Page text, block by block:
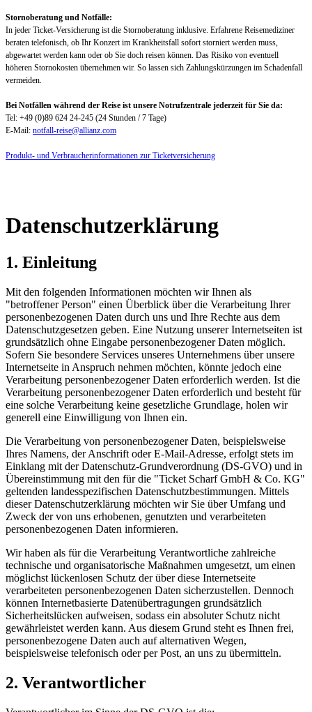
Stornoberatung und Notfälle:
In jeder Ticket-Versicherung ist die Stornoberatung inklusive. Erfahrene Reisemediziner
beraten telefonisch, ob Ihr Konzert im Krankheitsfall sofort storniert werden muss,
abgewartet werden kann oder ob Sie doch reisen können. Das Risiko von eventuell
höheren Stornokosten übernehmen wir. So lassen sich Zahlungskürzungen im Schadenfall
vermeiden.
Bei Notfällen während der Reise ist unsere Notrufzentrale jederzeit für Sie da:
Tel: +49 (0)89 624 24-245 (24 Stunden / 7 Tage)
E-Mail: notfall-reise@allianz.com
Produkt- und Verbraucherinformationen zur Ticketversicherung
Datenschutzerklärung
1. Einleitung
Mit den folgenden Informationen möchten wir Ihnen als
"betroffener Person" einen Überblick über die Verarbeitung Ihrer
personenbezogenen Daten durch uns und Ihre Rechte aus dem
Datenschutzgesetzen geben. Eine Nutzung unserer Internetseiten ist
grundsätzlich ohne Eingabe personenbezogener Daten möglich.
Sofern Sie besondere Services unseres Unternehmens über unsere
Internetseite in Anspruch nehmen möchten, könnte jedoch eine
Verarbeitung personenbezogener Daten erforderlich werden. Ist die
Verarbeitung personenbezogener Daten erforderlich und besteht für
eine solche Verarbeitung keine gesetzliche Grundlage, holen wir
generell eine Einwilligung von Ihnen ein.
Die Verarbeitung von personenbezogener Daten, beispielsweise
Ihres Namens, der Anschrift oder E-Mail-Adresse, erfolgt stets im
Einklang mit der Datenschutz-Grundverordnung (DS-GVO) und in
Übereinstimmung mit den für die "Ticket Scharf GmbH & Co. KG"
geltenden landesspezifischen Datenschutzbestimmungen. Mittels
dieser Datenschutzerklärung möchten wir Sie über Umfang und
Zweck der von uns erhobenen, genutzten und verarbeiteten
personenbezogenen Daten informieren.
Wir haben als für die Verarbeitung Verantwortliche zahlreiche
technische und organisatorische Maßnahmen umgesetzt, um einen
möglichst lückenlosen Schutz der über diese Internetseite
verarbeiteten personenbezogenen Daten sicherzustellen. Dennoch
können Internetbasierte Datenübertragungen grundsätzlich
Sicherheitslücken aufweisen, sodass ein absoluter Schutz nicht
gewährleistet werden kann. Aus diesem Grund steht es Ihnen frei,
personenbezogene Daten auch auf alternativen Wegen,
beispielsweise telefonisch oder per Post, an uns zu übermitteln.
2. Verantwortlicher